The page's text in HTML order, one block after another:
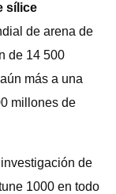
sílice
de arena de
de 14 500
más a una
millones de
de
1000 en todo